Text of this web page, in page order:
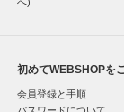
初めてWEBSHOPを
会員登録と手順